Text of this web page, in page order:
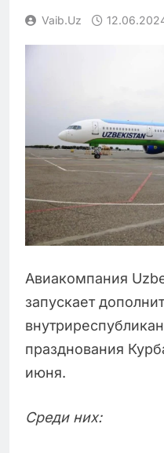
Vaib.uz
Авиакомпания
запускает
празднования
июня.
Среди них: